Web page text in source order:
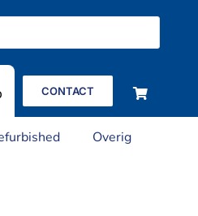
CONTACT
Overig